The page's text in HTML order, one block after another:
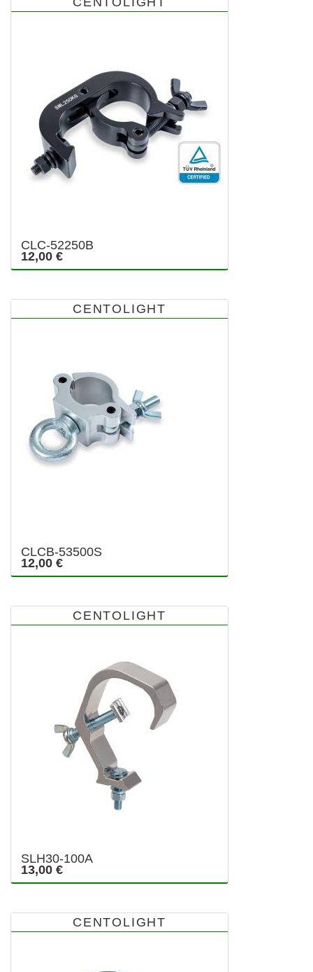
CLC-52250B
12,00 €
CENTOLIGHT
CLCB-53500S
12,00 €
CENTOLIGHT
SLH30-100A
13,00 €
CENTOLIGHT